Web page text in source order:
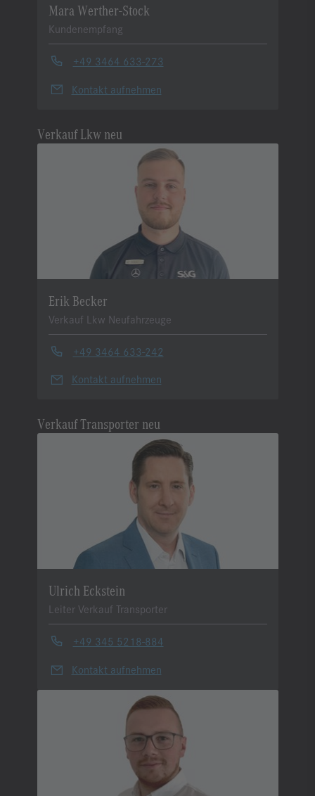
Mara Werther-Stock
Kundenempfang
+49 3464 633-273
Kontakt aufnehmen
Verkauf Lkw neu
Erik Becker
Verkauf Lkw Neufahrzeuge
+49 3464 633-242
Kontakt aufnehmen
Verkauf Transporter neu
Ulrich Eckstein
Leiter Verkauf Transporter
+49 345 5218-884
Kontakt aufnehmen